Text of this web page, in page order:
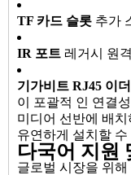
TF 카드 슬롯 추가
IR 포트 레거시 원
기가비트 RJ45 이
이 포괄적 인 연결
미디어 선반에 배
유연하게 설치할 수
다국어 지원
글로벌 시장을 위